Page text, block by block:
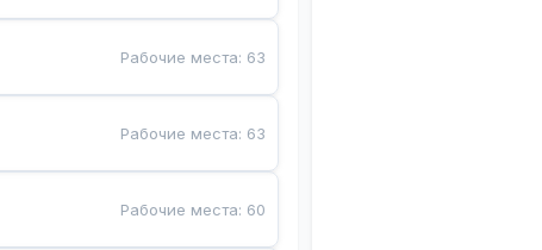
Рабочие места: 63
Рабочие места: 63
Рабочие места: 60